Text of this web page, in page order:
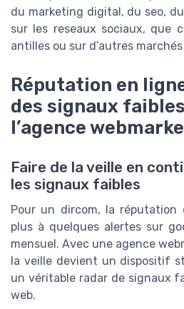
du marketing digital, du seo,
sur les reseaux sociaux, que
antilles ou sur d’autres
Réputation en
des signaux
l’agence
Faire de la veille en
les signaux faibles
Pour un dircom, la réputation
plus à quelques alertes sur
mensuel. Avec une agence
la veille devient un dispositif
un véritable radar de signaux
web.